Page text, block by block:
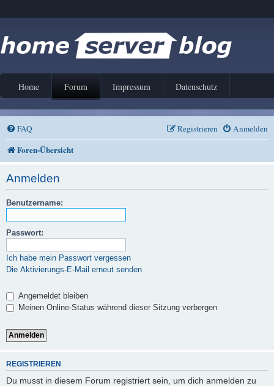
Home Forum Impressum Datenschutz
FAQ Anmelden
Registrieren
Foren-Übersicht
Anmelden
Benutzername:
Passwort:
Ich habe mein Passwort vergessen
Die Aktivierungs-E-Mail erneut senden
Angemeldet bleiben
Meinen Online-Status während dieser Sitzung verbergen
REGISTRIEREN
Du musst in diesem Forum registriert sein, um dich anmelden zu